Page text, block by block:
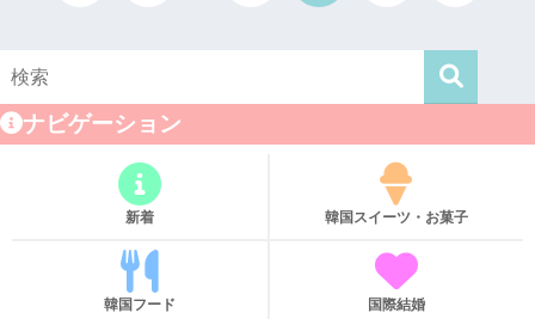
ナビゲーション
新着 韓国スイーツ・お菓子
韓国フード 国際結婚